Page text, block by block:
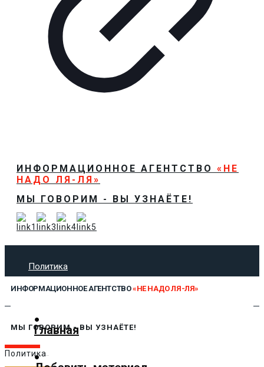
ИНФОРМАЦИОННОЕ АГЕНТСТВО «НЕ
НАДО ЛЯ-ЛЯ»
МЫ ГОВОРИМ - ВЫ УЗНАЁТЕ!
Политика
Технологии
Предложить новость
ИНФОРМАЦИОННОЕ АГЕНТСТВО«НЕ НАДО ЛЯ-ЛЯ»
Главная
МЫ ГОВОРИМ - ВЫ УЗНАЁТЕ!
Политика